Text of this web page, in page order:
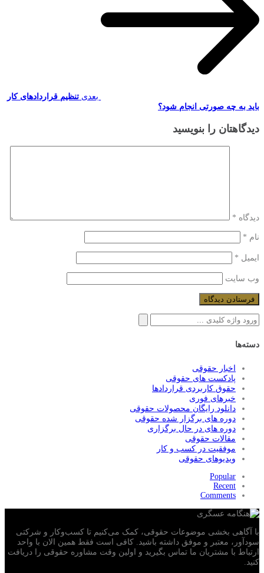
بعدی تنظیم قراردادهای کار
باید به چه صورتی انجام شود؟
دیدگاهتان را بنویسید
دیدگاه *
نام *
ایمیل *
وب‌ سایت
جستجو
برای:
دسته‌ها
اخبار حقوقی
پادکست های حقوقی
حقوق کاربردی قراردادها
خبرهای فوری
دانلود رایگان محصولات حقوقی
دوره های برگزار شده حقوقی
دوره های در حال برگزاری
مقالات حقوقی
موفقیت در کسب و کار
ویدیوهای حقوقی
Popular
Recent
Comments
با آگاهی بخشی موضوعات حقوقی، کمک می‌‎کنیم تا کسب‌وکار و شرکتی
سودآور، معتبر و موفق داشته باشید. کافی است فقط همین الان با واحد
ارتباط با مشتریان ما تماس بگیرید و اولین وقت مشاوره حقوقی را دریافت
کنید.